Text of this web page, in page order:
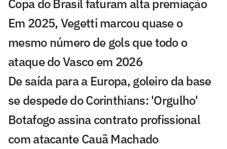
Copa do Brasil faturam alta premiação
Em 2025, Vegetti marcou quase o
mesmo número de gols que todo o
ataque do Vasco em 2026
De saída para a Europa, goleiro da base
se despede do Corinthians: 'Orgulho'
Botafogo assina contrato profissional
com atacante Cauã Machado